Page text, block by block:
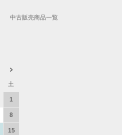
中古販売商品一覧
土
1
8
15